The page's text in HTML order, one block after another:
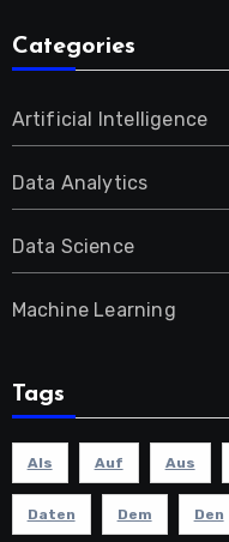
Categories
Artificial Intelligence
Data Analytics
Data Science
Machine Learning
Tags
Als Auf Aus
Daten Dem Den